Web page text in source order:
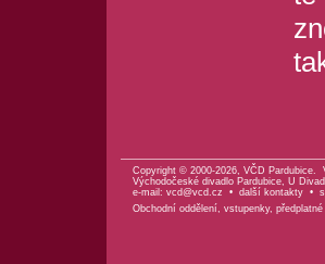
Copyright © 2000-2026, VČD Pardubice.
Východočeské divadlo Pardubice, U
e-mail: vcd@vcd.cz • další kontakty•
Obchodní oddělení, vstupenky,